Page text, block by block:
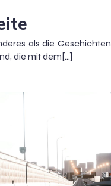
als die Geschichten
die mit dem[…]